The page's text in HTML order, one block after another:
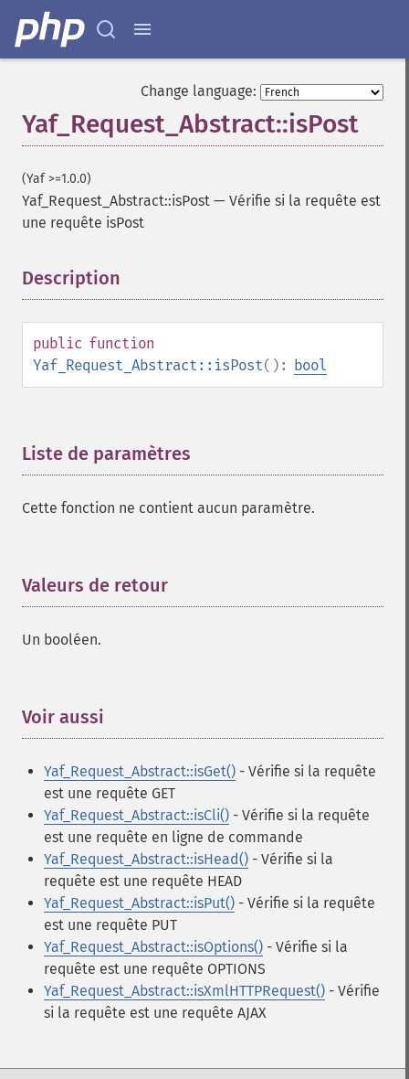
Change language:
Yaf_Request_Abstract::isPost
(Yaf >=1.0.0)
Yaf_Request_Abstract::isPost — Vérifie si la requête est
une requête isPost
Description
public function
Yaf_Request_Abstract::isPost(): bool
Liste de paramètres
Cette fonction ne contient aucun paramètre.
Valeurs de retour
Un booléen.
Voir aussi
Yaf_Request_Abstract::isGet() - Vérifie si la requête
est une requête GET
Yaf_Request_Abstract::isCli() - Vérifie si la requête
est une requête en ligne de commande
Yaf_Request_Abstract::isHead() - Vérifie si la
requête est une requête HEAD
Yaf_Request_Abstract::isPut() - Vérifie si la requête
est une requête PUT
Yaf_Request_Abstract::isOptions() - Vérifie si la
requête est une requête OPTIONS
Yaf_Request_Abstract::isXmlHTTPRequest() - Vérifie
si la requête est une requête AJAX